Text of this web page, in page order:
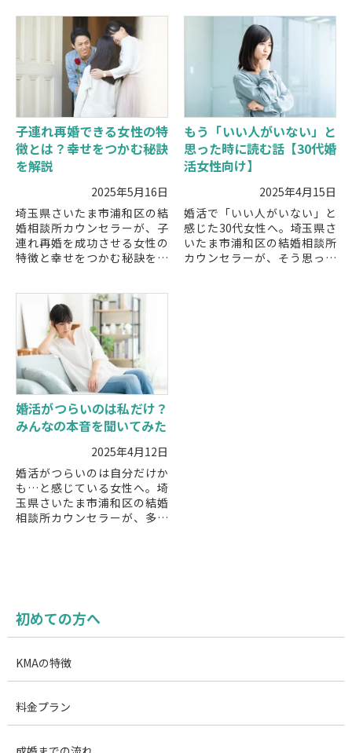
子連れ再婚できる女性の特
徴とは？幸せをつかむ秘訣
を解説
2025年5月16日
埼玉県さいたま市浦和区の結
婚相談所カウンセラーが、子
連れ再婚を成功させる女性の
特徴と幸せをつかむ秘訣を解
役立つポイントを紹介しま
す。
もう「いい人がいない」と
思った時に読む話【30代婚
活女性向け】
2025年4月15日
婚活で「いい人がいない」と
感じた30代女性へ。埼玉県さ
いたま市浦和区の結婚相談所
カウンセラーが、そう思って
婚活がつらいのは私だけ？
みんなの本音を聞いてみた
2025年4月12日
婚活がつらいのは自分だけか
も…と感じている女性へ。埼
玉県さいたま市浦和区の結婚
相談所カウンセラーが、多く
初めての方へ
KMAの特徴
料金プラン